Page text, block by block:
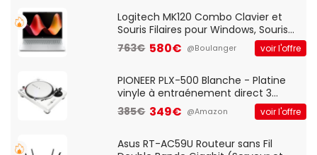
QWERTY UK - Noir
Logitech MK120 Combo Clavier et
Souris Filaires pour Windows, Souris
Optique Filaire, Connexion USB Plug
And Play, Confortable, Taille
QWERTY UK - Noir
763€ 580€ @Boulanger voir l'offre
PIONEER PLX-500 Blanche - Platine
vinyle à entraénement direct 3
vitesses (33-45-78 trs/min) avec
pre-ampli intégré et port USB
385€ 349€ @Amazon voir l'offre
Asus RT-AC59U Routeur sans Fil